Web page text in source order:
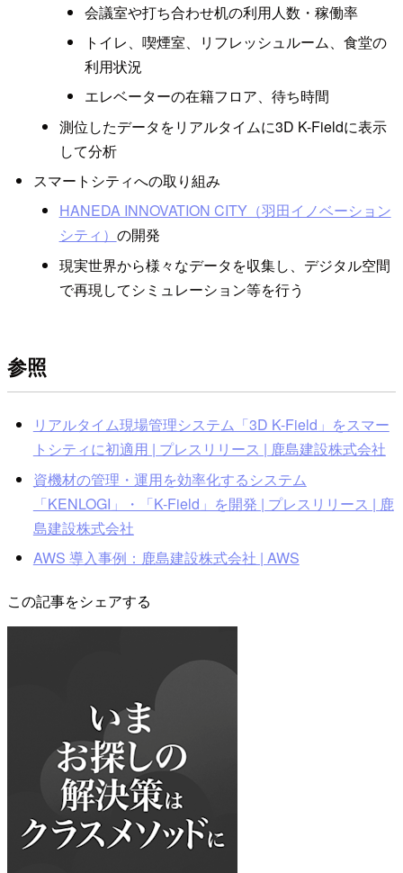
会議室や打ち合わせ机の利用人数・稼働率
トイレ、喫煙室、リフレッシュルーム、食堂の
利用状況
エレベーターの在籍フロア、待ち時間
測位したデータをリアルタイムに3D K-Fieldに表示
して分析
スマートシティへの取り組み
HANEDA INNOVATION CITY（羽田イノベーション
シティ） の開発
現実世界から様々なデータを収集し、デジタル空間
で再現してシミュレーション等を行う
参照
リアルタイム現場管理システム「3D K-Field」をスマー
トシティに初適用 | プレスリリース | 鹿島建設株式会社
資機材の管理・運用を効率化するシステム
「KENLOGI」・「K-Field」を開発 | プレスリリース | 鹿
島建設株式会社
AWS 導入事例：鹿島建設株式会社 | AWS
この記事をシェアする